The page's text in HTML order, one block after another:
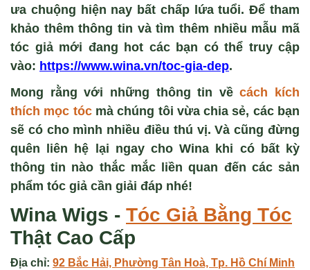
ưa chuộng hiện nay bất chấp lứa tuổi. Để tham
khảo thêm thông tin và tìm thêm nhiều mẫu mã
tóc giả mới đang hot các bạn có thể truy cập
vào: https://www.wina.vn/toc-gia-dep.
Mong rằng với những thông tin vềcách kích
thích mọc tóc mà chúng tôi vừa chia sẻ, các bạn
sẽ có cho mình nhiều điều thú vị. Và cũng đừng
quên liên hệ lại ngay cho Wina khi có bất kỳ
thông tin nào thắc mắc liền quan đến các sản
phẩm tóc giả cần giải đáp nhé!
Wina Wigs - Tóc Giả Bằng Tóc
Thật Cao Cấp
Địa chỉ: 92 Bắc Hải, Phường Tân Hoà, Tp. Hồ Chí Minh